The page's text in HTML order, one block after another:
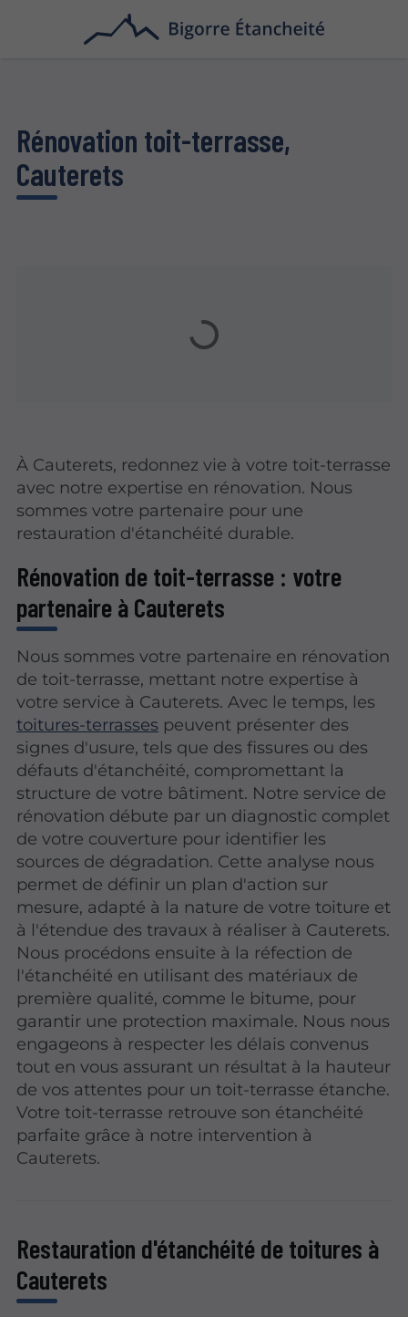
Rénovation toit-terrasse,
Cauterets
À Cauterets, redonnez vie à votre toit-terrasse
avec notre expertise en rénovation. Nous
sommes votre partenaire pour une
restauration d'étanchéité durable.
Rénovation de toit-terrasse : votre
partenaire à Cauterets
Nous sommes votre partenaire en rénovation
de toit-terrasse, mettant notre expertise à
votre service à Cauterets. Avec le temps, les
toitures-terrasses peuvent présenter des
signes d'usure, tels que des fissures ou des
défauts d'étanchéité, compromettant la
structure de votre bâtiment. Notre service de
rénovation débute par un diagnostic complet
de votre couverture pour identifier les
sources de dégradation. Cette analyse nous
permet de définir un plan d'action sur
mesure, adapté à la nature de votre toiture et
à l'étendue des travaux à réaliser à Cauterets.
Nous procédons ensuite à la réfection de
l'étanchéité en utilisant des matériaux de
première qualité, comme le bitume, pour
garantir une protection maximale. Nous nous
engageons à respecter les délais convenus
tout en vous assurant un résultat à la hauteur
de vos attentes pour un toit-terrasse étanche.
Votre toit-terrasse retrouve son étanchéité
parfaite grâce à notre intervention à
Cauterets.
Restauration d'étanchéité de toitures à
Cauterets